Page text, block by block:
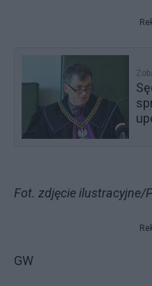
Fot. zdjęcie ilustracyjne/
GW